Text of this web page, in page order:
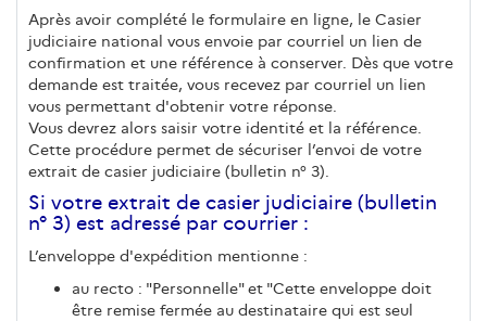
Après avoir complété le formulaire en ligne, le Casier
judiciaire national vous envoie par courriel un lien de
confirmation et une référence à conserver. Dès que votre
demande est traitée, vous recevez par courriel un lien
vous permettant d'obtenir votre réponse.
Vous devrez alors saisir votre identité et la référence.
Cette procédure permet de sécuriser l’envoi de votre
extrait de casier judiciaire (bulletin n° 3).
Si votre extrait de casier judiciaire (bulletin
n° 3) est adressé par courrier :
L’enveloppe d'expédition mentionne :
au recto : "Personnelle" et "Cette enveloppe doit
être remise fermée au destinataire qui est seul